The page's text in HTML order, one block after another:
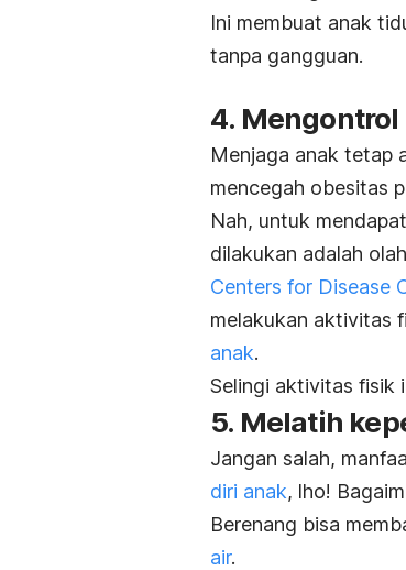
Ini membuat anak
tanpa gangguan.
4.
Menjaga anak tetap
mencegah obesitas
Nah, untuk
dilakukan adalah
Centers for Disease
melakukan aktivitas
anak.
Selingi aktivitas fisik
5. Melatih
Jangan salah,
diri anak, lho!
Berenang bisa
air.